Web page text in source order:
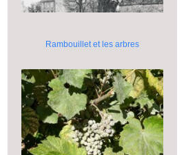
Rambouillet et les arbres